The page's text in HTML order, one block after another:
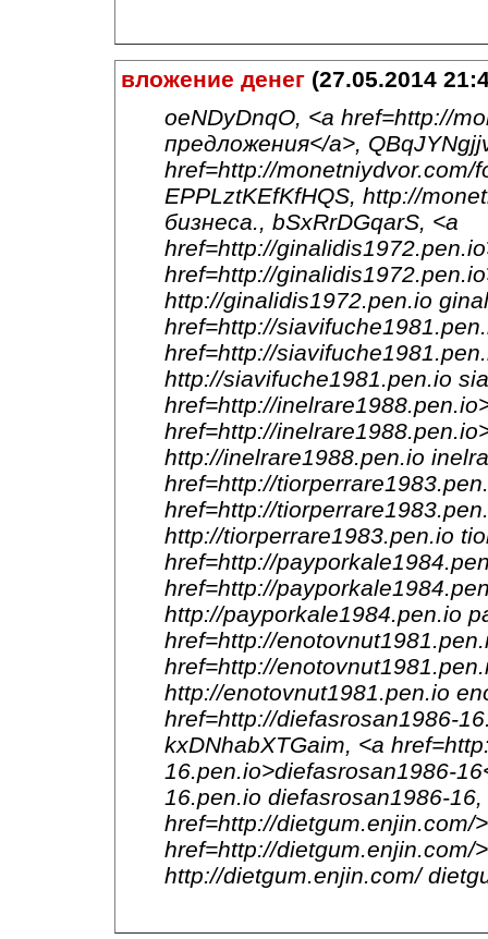
вложение денег (27.05.2014
oeNDyDnqO, <a href=http://
предложения</a>,
href=http://
EPPLztKEfKfHQS, http://
бизнеса., bSxRrDGqarS, <a
href=http://
href=http://
http://ginalidis1972.pen.io
href=http://
href=http://
http://siavifuche1981.pen.io
href=http://
href=http://
http://inelrare1988.pen.io
href=http://
href=http://
http://tiorperrare1983.pen.io
href=http://
href=http://
http://payporkale1984.pen.io
href=http://
href=http://
http://enotovnut1981.pen.io
href=http://diefasrosan1986-
kxDNhabXTGaim, <a
16.pen.io>diefasrosan1986-
16.pen.io diefasrosan1986-
href=http://dietgum.enjin.com/
href=http://dietgum.enjin.com/
http://dietgum.enjin.com/